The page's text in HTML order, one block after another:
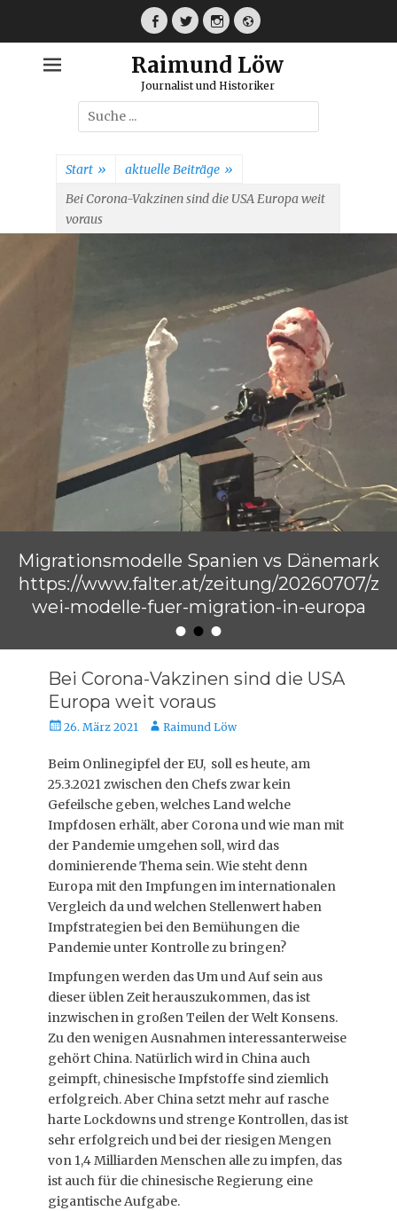
Facebook
TwitterInstagramWebseite
Raimund Löw
Journalist und Historiker
Suche
nach:
Start » aktuelle Beiträge »
Bei Corona-Vakzinen sind die USA Europa weit
voraus
•••
Migrationsmodelle Spanien vs Dänemark
https://www.falter.at/zeitung/20260707/z
wei-modelle-fuer-migration-in-europa
Raimund Löw
Bei Corona-Vakzinen sind die USA
Europa weit voraus
Veröffentlicht
26. März 2021 AutorRaimund Löw
Beim Onlinegipfel der EU, soll es heute, am
25.3.2021 zwischen den Chefs zwar kein
Gefeilsche geben, welches Land welche
Impfdosen erhält, aber Corona und wie man mit
der Pandemie umgehen soll, wird das
dominierende Thema sein. Wie steht denn
Europa mit den Impfungen im internationalen
Vergleich da und welchen Stellenwert haben
Impfstrategien bei den Bemühungen die
Pandemie unter Kontrolle zu bringen?
Impfungen werden das Um und Auf sein aus
dieser üblen Zeit herauszukommen, das ist
inzwischen in großen Teilen der Welt Konsens.
Zu den wenigen Ausnahmen interessanterweise
gehört China. Natürlich wird in China auch
geimpft, chinesische Impfstoffe sind ziemlich
erfolgreich. Aber China setzt mehr auf rasche
harte Lockdowns und strenge Kontrollen, das ist
sehr erfolgreich und bei der riesigen Mengen
von 1,4 Milliarden Menschen alle zu impfen, das
ist auch für die chinesische Regierung eine
gigantische Aufgabe.